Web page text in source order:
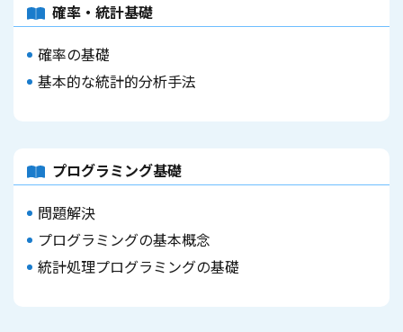
確率・統計基礎
確率の基礎
基本的な統計的分析手法
プログラミング基礎
問題解決
プログラミングの基本概念
統計処理プログラミングの基礎